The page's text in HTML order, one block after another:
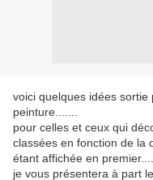
voici quelques idées
peinture.......
pour celles et ceux qui
classées en fonction de la
étant affichée en premier....
je vous présentera à part